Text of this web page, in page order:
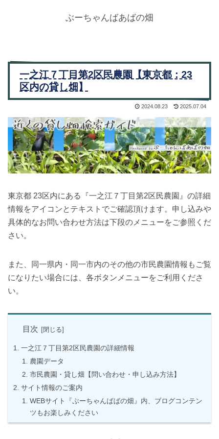
ぶーちゃんばあばの畑
一之江７丁目第2区民農園【東京都：23
区内の貸し畑】
2024.08.23 2025.07.04
東京都 23区内にある『一之江７丁目第2区民農園』の詳細
情報をアイコンとテキストでご確認頂けます。申し込みや
具体的なお問い合わせ方法は下段のメニューをご参照くだ
さい。
また、同一県内・同一市内のその他の市民農園情報もご覧
になりたい場合には、各ボタンメニューをご利用くださ
い。
目次
一之江７丁目第2区民農園の詳細情報
農園データ
市民農園・貸し畑【問い合わせ・申し込み方法】
サイト情報のご案内
WEBサイト『ぶーちゃんばばの畑』内、ブログコンテン
ツもお楽しみください